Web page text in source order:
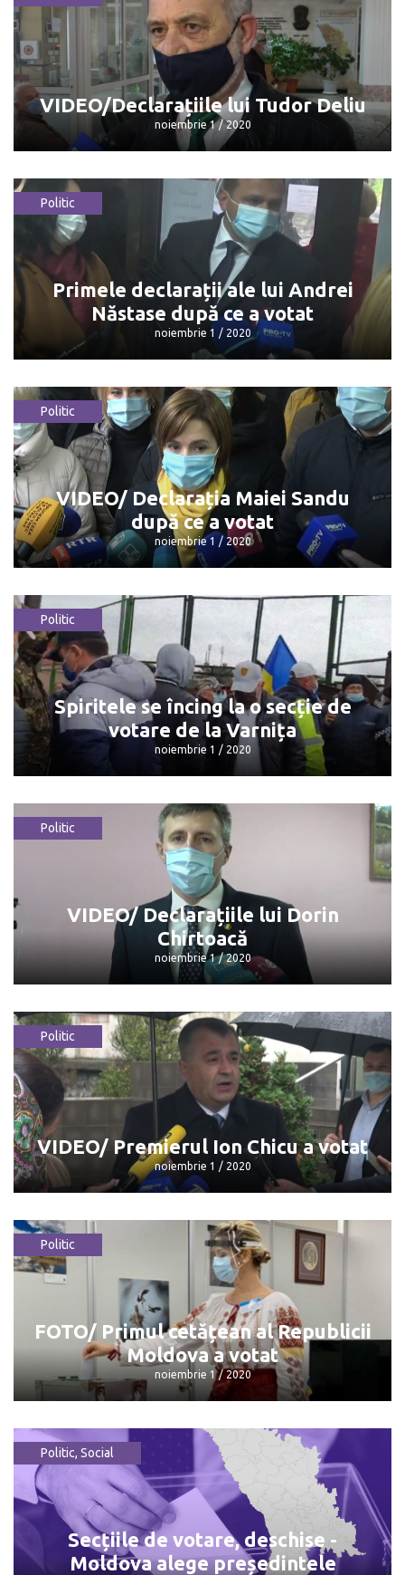
VIDEO/ Renato Usatîi vădit emoționat
la secția de votare
noiembrie 1 / 2020
VIDEO/Declarațiile lui Tudor Deliu
noiembrie 1 / 2020
VIDEO/Declarațiile lui Tudor Deliu
noiembrie 1 / 2020
Politic
Primele declarații ale lui Andrei
Năstase după ce a votat
noiembrie 1 / 2020
Primele declarații ale lui Andrei
Năstase după ce a votat
noiembrie 1 / 2020
Politic
VIDEO/ Declarația Maiei Sandu
după ce a votat
noiembrie 1 / 2020
VIDEO/ Declarația Maiei Sandu după
ce a votat
noiembrie 1 / 2020
Politic
Spiritele se încing la o secție de
votare de la Varnița
noiembrie 1 / 2020
Spiritele se încing la o secție de votare
de la Varnița
noiembrie 1 / 2020
Politic
VIDEO/ Declarațiile lui Dorin
Chirtoacă
noiembrie 1 / 2020
VIDEO/ Declarațiile lui Dorin Chirtoacă
noiembrie 1 / 2020
Politic
VIDEO/ Premierul Ion Chicu a votat
noiembrie 1 / 2020
VIDEO/ Premierul Ion Chicu a votat
noiembrie 1 / 2020
Politic
FOTO/ Primul cetățean al Republicii
Moldova a votat
noiembrie 1 / 2020
FOTO/ Primul cetățean al Republicii
Moldova a votat
noiembrie 1 / 2020
Politic, Social
Secțiile de votare, deschise -
Moldova alege președintele